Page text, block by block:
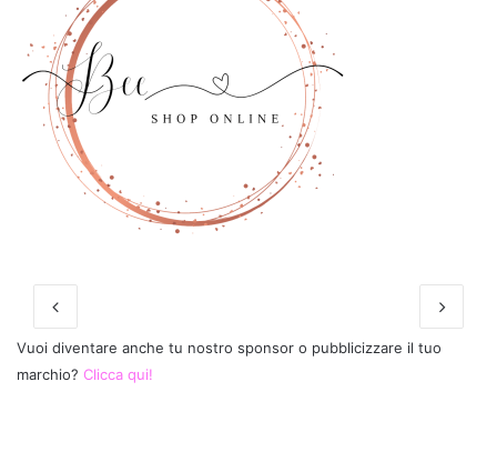
Vuoi diventare anche tu nostro sponsor o pubblicizzare il tuo
marchio? Clicca qui!